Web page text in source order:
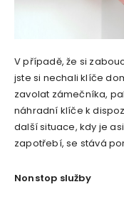
V případě, že si
jste si nechali klíče
zavolat zámečníka,
náhradní klíče k
další situace, kdy je
zapotřebí, se stává
Nonstop služby